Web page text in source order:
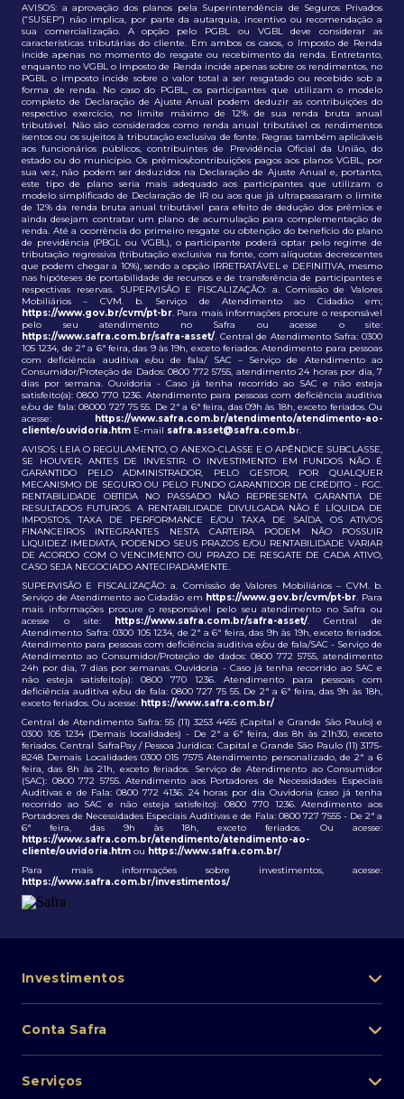
AVISOS: a aprovação dos planos pela Superintendência de Seguros Privados
(“SUSEP”) não implica, por parte da autarquia, incentivo ou recomendação a
sua comercialização. A opção pelo PGBL ou VGBL deve considerar as
características tributárias do cliente. Em ambos os casos, o Imposto de Renda
incide apenas no momento do resgate ou recebimento da renda. Entretanto,
enquanto no VGBL o Imposto de Renda incide apenas sobre os rendimentos, no
PGBL o imposto incide sobre o valor total a ser resgatado ou recebido sob a
forma de renda. No caso do PGBL, os participantes que utilizam o modelo
completo de Declaração de Ajuste Anual podem deduzir as contribuições do
respectivo exercício, no limite máximo de 12% de sua renda bruta anual
tributável. Não são considerados como renda anual tributável os rendimentos
isentos ou os sujeitos à tributação exclusiva de fonte. Regras também aplicáveis
aos funcionários públicos, contribuintes de Previdência Oficial da União, do
estado ou do município. Os prêmios/contribuições pagos aos planos VGBL, por
sua vez, não podem ser deduzidos na Declaração de Ajuste Anual e, portanto,
este tipo de plano seria mais adequado aos participantes que utilizam o
modelo simplificado de Declaração de IR ou aos que já ultrapassaram o limite
de 12% da renda bruta anual tributável para efeito de dedução dos prêmios e
ainda desejam contratar um plano de acumulação para complementação de
renda. Até a ocorrência do primeiro resgate ou obtenção do benefício do plano
de previdência (PBGL ou VGBL), o participante poderá optar pelo regime de
tributação regressiva (tributação exclusiva na fonte, com alíquotas decrescentes
que podem chegar a 10%), sendo a opção IRRETRATÁVEL e DEFINITIVA, mesmo
nas hipóteses de portabilidade de recursos e de transferência de participantes e
respectivas reservas. SUPERVISÃO E FISCALIZAÇÃO: a. Comissão de Valores
Mobiliários – CVM. b. Serviço de Atendimento ao Cidadão em;
https://www.gov.br/cvm/pt-br. Para mais informações procure o responsável
pelo seu atendimento no Safra ou acesse o site:
https://www.safra.com.br/safra-asset/. Central de Atendimento Safra: 0300
105 1234, de 2ª a 6ª feira, das 9 às 19h, exceto feriados. Atendimento para pessoas
com deficiência auditiva e/ou de fala/ SAC – Serviço de Atendimento ao
Consumidor/Proteção de Dados: 0800 772 5755, atendimento 24 horas por dia, 7
dias por semana. Ouvidoria - Caso já tenha recorrido ao SAC e não esteja
satisfeito(a): 0800 770 1236. Atendimento para pessoas com deficiência auditiva
e/ou de fala: 08000 727 75 55. De 2ª a 6ª feira, das 09h às 18h, exceto feriados. Ou
acesse: https://www.safra.com.br/atendimento/atendimento-ao-
cliente/ouvidoria.htm E-mail safra.asset@safra.com.br.
AVISOS: LEIA O REGULAMENTO, O ANEXO-CLASSE E O APÊNDICE SUBCLASSE,
SE HOUVER, ANTES DE INVESTIR. O INVESTIMENTO EM FUNDOS NÃO É
GARANTIDO PELO ADMINISTRADOR, PELO GESTOR, POR QUALQUER
MECANISMO DE SEGURO OU PELO FUNDO GARANTIDOR DE CRÉDITO - FGC.
RENTABILIDADE OBTIDA NO PASSADO NÃO REPRESENTA GARANTIA DE
RESULTADOS FUTUROS. A RENTABILIDADE DIVULGADA NÃO É LÍQUIDA DE
IMPOSTOS, TAXA DE PERFORMANCE E/OU TAXA DE SAÍDA. OS ATIVOS
FINANCEIROS INTEGRANTES NESTA CARTEIRA PODEM NÃO POSSUIR
LIQUIDEZ IMEDIATA, PODENDO SEUS PRAZOS E/OU RENTABILIDADE VARIAR
DE ACORDO COM O VENCIMENTO OU PRAZO DE RESGATE DE CADA ATIVO,
CASO SEJA NEGOCIADO ANTECIPADAMENTE.
SUPERVISÃO E FISCALIZAÇÃO: a. Comissão de Valores Mobiliários – CVM. b.
Serviço de Atendimento ao Cidadão em https://www.gov.br/cvm/pt-br. Para
mais informações procure o responsável pelo seu atendimento no Safra ou
acesse o site: https://www.safra.com.br/safra-asset/. Central de
Atendimento Safra: 0300 105 1234, de 2ª a 6ª feira, das 9h às 19h, exceto feriados.
Atendimento para pessoas com deficiência auditiva e/ou de fala/SAC - Serviço de
Atendimento ao Consumidor/Proteção de dados: 0800 772 5755, atendimento
24h por dia, 7 dias por semanas. Ouvidoria - Caso já tenha recorrido ao SAC e
não esteja satisfeito(a): 0800 770 1236. Atendimento para pessoas com
deficiência auditiva e/ou de fala: 0800 727 75 55. De 2ª a 6ª feira, das 9h às 18h,
exceto feriados. Ou acesse: https://www.safra.com.br/
Central de Atendimento Safra: 55 (11) 3253 4455 (Capital e Grande São Paulo) e
0300 105 1234 (Demais localidades) - De 2ª a 6ª feira, das 8h às 21h30, exceto
feriados. Central SafraPay / Pessoa Jurídica: Capital e Grande São Paulo (11) 3175-
8248 Demais Localidades 0300 015 7575 Atendimento personalizado, de 2ª a 6
feira, das 8h às 21h, exceto feriados. Serviço de Atendimento ao Consumidor
(SAC): 0800 772 5755. Atendimento aos Portadores de Necessidades Especiais
Auditivas e de Fala: 0800 772 4136. 24 horas por dia Ouvidoria (caso já tenha
recorrido ao SAC e não esteja satisfeito): 0800 770 1236. Atendimento aos
Portadores de Necessidades Especiais Auditivas e de Fala: 0800 727 7555 - De 2ª a
6ª feira, das 9h às 18h, exceto feriados. Ou acesse:
https://www.safra.com.br/atendimento/atendimento-ao-
cliente/ouvidoria.htm ou https://www.safra.com.br/
Para mais informações sobre investimentos, acesse:
https://www.safra.com.br/investimentos/
Investimentos
Lista de fundos de investimento
Conta Safra
Pessoa Física
Serviços